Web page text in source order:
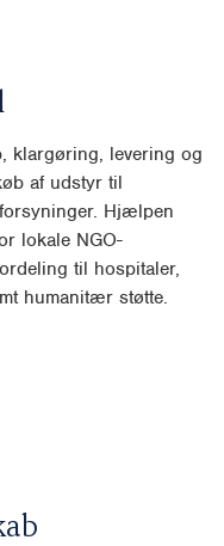
klargøring, levering og
af udstyr til
Hjælpen
lokale NGO-
til hospitaler,
humanitær støtte.